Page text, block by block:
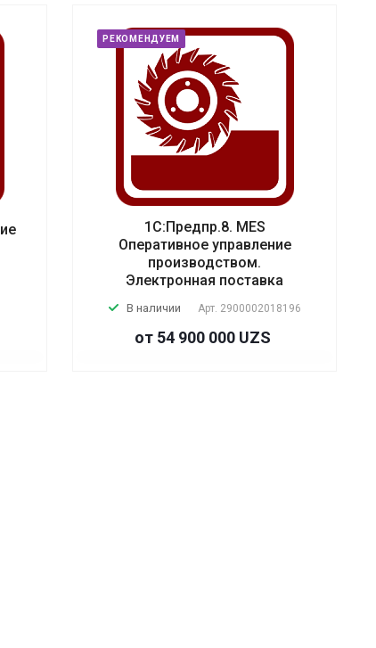
РЕКОМЕНДУЕМ
1С:Предпр.8. MES
Оперативное управление
производством.
Электронная поставка
В наличии Арт. 2900002018196
от 54 900 000 UZS